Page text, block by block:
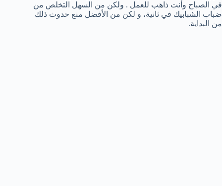
في الصباح وأنت ذاهب للعمل . ولكن من السهل التخلص من
ضباب الشبابيك في ثانية، و لكن من الأفضل منع حدوث ذلك
من البداية.